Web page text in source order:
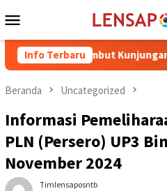
ke
Mobile
Info Terbaru
Sambut Kunjungan Pj. Wali
Beranda Uncategorized
Informasi
PLN (Persero) UP3
November 2024
Timlensaposntb